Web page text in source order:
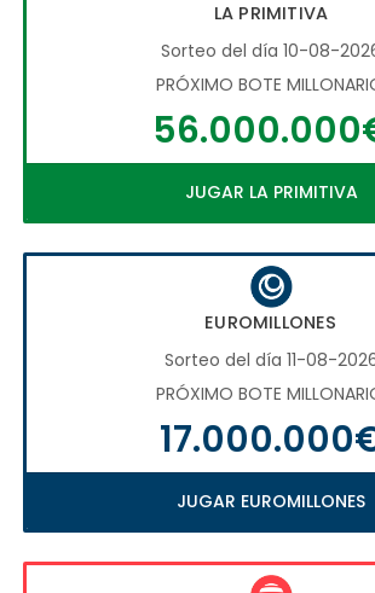
LA PRIMITIVA
Sorteo del día 10-08-
PRÓXIMO BOTE
JUGAR LA PRIMITIVA
EUROMILLONES
Sorteo del día 11-08-
PRÓXIMO BOTE
JUGAR EUROMILLONES